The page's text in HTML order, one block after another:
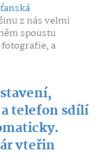
z nás velmi
spoustu
a
telefon sdílí
vteřin